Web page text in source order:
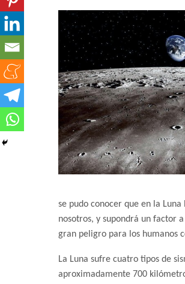
se pudo conocer que en la
nosotros, y supondrá un factor
gran peligro para los humanos
La Luna sufre cuatro tipos de
aproximadamente 700